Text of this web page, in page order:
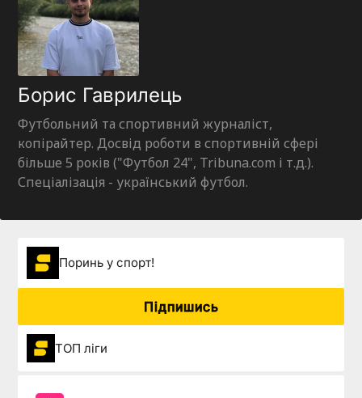
Борис Гаврилець
Футбольний та спортивний журналіст,
копірайтер. Досвід роботи в спортивній сфері
більше 5 років ("Футбол 24", Tribuna.com і т.д.).
Спеціалізація - український футбол.
Поринь у спорт!
Підпишись
ТОП ліги